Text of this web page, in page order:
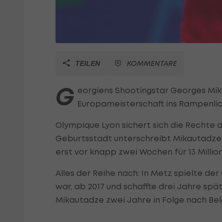
TEILEN KOMMENTARE
G eorgiens Shootingstar Georges
Europameisterschaft ins
Olympique Lyon sichert sich die Rechte
Geburtsstadt unterschreibt
erst vor knapp zwei Wochen für 13
Alles der Reihe nach: In Metz spielte
war, ab 2017 und schaffte drei Jahre
Mikautadze zwei Jahre in Folge nach